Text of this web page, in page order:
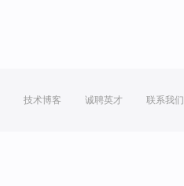
技术博客 诚聘英才 联系我们